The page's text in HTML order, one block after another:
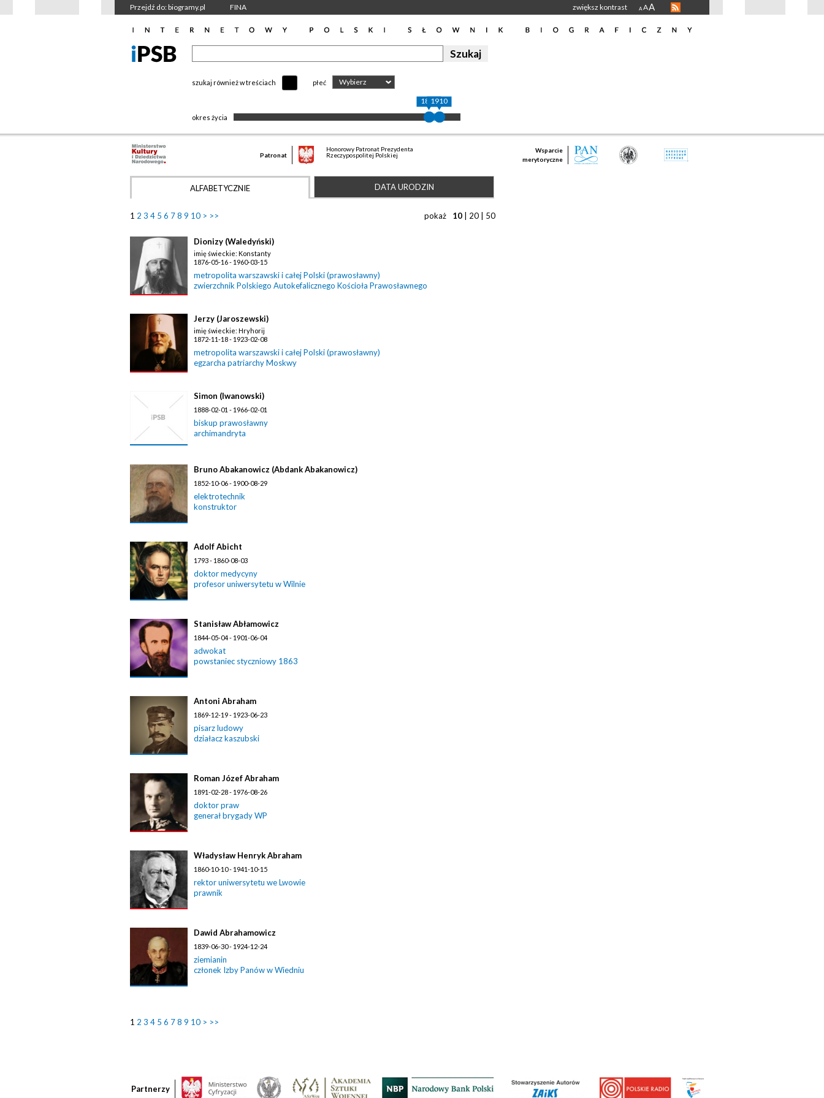
Przejdź do: biogramy.pl FINA zwiększ kontrast A AA
szukaj również w treściach płeć Wybierz
okres życia
18571910
Patronat
Honorowy Patronat Prezydenta
Rzeczypospolitej Polskiej
Wsparcie
merytoryczne
ALFABETYCZNIE DATA URODZIN
1 2 3 4 5 6 78 9 10 > >> pokaż 10 20 50
Dionizy (Waledyński)
imię świeckie: Konstanty
1876-05-16 - 1960-03-15
metropolita warszawski i całej Polski (prawosławny)
zwierzchnik Polskiego Autokefalicznego Kościoła Prawosławnego
Jerzy (Jaroszewski)
imię świeckie: Hryhorij
1872-11-18 - 1923-02-08
metropolita warszawski i całej Polski (prawosławny)
egzarcha patriarchy Moskwy
Simon (Iwanowski)
1888-02-01 - 1966-02-01
biskup prawosławny
archimandryta
Bruno Abakanowicz (Abdank Abakanowicz)
1852-10-06 - 1900-08-29
elektrotechnik
konstruktor
Adolf Abicht
1793 - 1860-08-03
doktor medycyny
profesor uniwersytetu w Wilnie
Stanisław Abłamowicz
1844-05-04 - 1901-06-04
adwokat
powstaniec styczniowy 1863
Antoni Abraham
1869-12-19 - 1923-06-23
pisarz ludowy
działacz kaszubski
Roman Józef Abraham
1891-02-28 - 1976-08-26
doktor praw
generał brygady WP
Władysław Henryk Abraham
1860-10-10 - 1941-10-15
rektor uniwersytetu we Lwowie
prawnik
Dawid Abrahamowicz
1839-06-30 - 1924-12-24
ziemianin
członek Izby Panów w Wiedniu
1 2 3 4 5 6 78 9 10 > >>
Partnerzy